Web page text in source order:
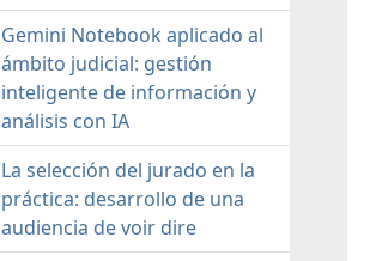
Gemini Notebook aplicado al
ámbito judicial: gestión
inteligente de información y
análisis con IA
La selección del jurado en la
práctica: desarrollo de una
audiencia de voir dire